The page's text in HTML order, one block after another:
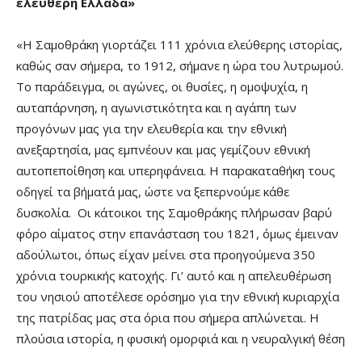
«Η Σαμοθράκη γιορτάζει 111 χρόνια ελεύθερης ιστορίας,
καθώς σαν σήμερα, το 1912, σήμανε η ώρα του λυτρωμού.
Το παράδειγμα, οι αγώνες, οι θυσίες, η ομοψυχία, η
αυταπάρνηση, η αγωνιστικότητα και η αγάπη των
προγόνων μας για την ελευθερία και την εθνική
ανεξαρτησία, μας εμπνέουν και μας γεμίζουν εθνική
αυτοπεποίθηση και υπερηφάνεια. Η παρακαταθήκη τους
οδηγεί τα βήματά μας, ώστε να ξεπερνούμε κάθε
δυσκολία. Οι κάτοικοι της Σαμοθράκης πλήρωσαν βαρύ
φόρο αίματος στην επανάσταση του 1821, όμως έμειναν
αδούλωτοι, όπως είχαν μείνει στα προηγούμενα 350
χρόνια τουρκικής κατοχής. Γι’ αυτό και η απελευθέρωση
του νησιού αποτέλεσε ορόσημο για την εθνική κυριαρχία
της πατρίδας μας στα όρια που σήμερα απλώνεται. Η
πλούσια ιστορία, η φυσική ομορφιά και η νευραλγική θέση